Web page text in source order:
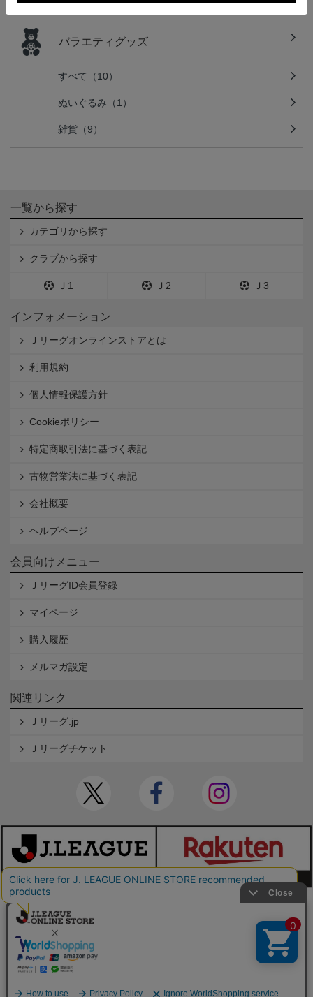
バラエティグッズ
すべて（10）
ぬいぐるみ（1）
雑貨（9）
一覧から探す
カテゴリから探す
クラブから探す
Ｊ1 Ｊ2 Ｊ3
インフォメーション
Ｊリーグオンラインストアとは
利用規約
個人情報保護方針
Cookieポリシー
特定商取引法に基づく表記
古物営業法に基づく表記
会社概要
ヘルプページ
会員向けメニュー
ＪリーグID会員登録
マイページ
購入履歴
メルマガ設定
関連リンク
Ｊリーグ.jp
Ｊリーグチケット
本サイトで使用している文章・画像等の無断での複製・転載を禁止します。
© JAPAN PROFESSIONAL FOOTBALL LEAGUE Rakuten Group, Inc. ALL RIGHTS RE